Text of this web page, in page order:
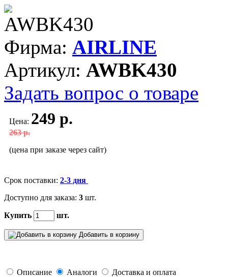
Фирма: AIRLINE
Артикул: AWBK430
Задать вопрос о товаре
Цена: 249 р.
263 р.
(цена при заказе через сайт)
Срок поставки: 2-3 дня
Доступно для заказа: 3 шт.
Купить шт.
Добавить в корзину
Описание Аналоги Доставка и оплата